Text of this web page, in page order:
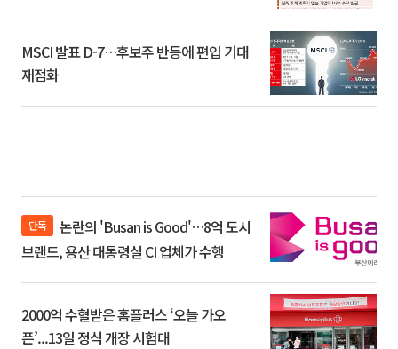
MSCI 발표 D-7…후보주 반등에 편입 기대
재점화
단독
브랜드, 용산 대통령실 CI 업체가 수행
2000억 수혈받은 홈플러스 ‘오늘 가오
픈’...13일 정식 개장 시험대